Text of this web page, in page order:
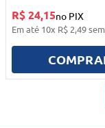
R$ 24,15no PIX
Em até 10x R$ 2,49